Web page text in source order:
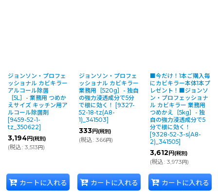
ジョンソン・プロフェ
ッショナル カビキラー
アルコール除菌
［5L］- 業務用 つめか
えサイズ キッチン用ア
ルコール除菌剤
[9459-52-1-
tz_350622]
3,194円 (税別)
(税込: 3,513円)
カートに入れる
ジョンソン・プロフェ
ッショナル カビキラー
業務用［520g］- 独自
の強力浸透成分で5分
で根に効く！
[9327-
52-18-tz(A8-
1)_341503]
333円 (税別)
(税込: 366円)
カートに入れる
■今だけ！1本ご購入毎
にカビキラー本体1本プ
レゼント！■ジョンソ
ン・プロフェッショナ
ル カビキラー 業務用
つめかえ［5kg］- 独
自の強力浸透成分で5
分で根に効く！
[9328-52-3-s(A8-
2)_341505]
3,612 円 (税別)
(税込: 3,973円)
カートに入れる